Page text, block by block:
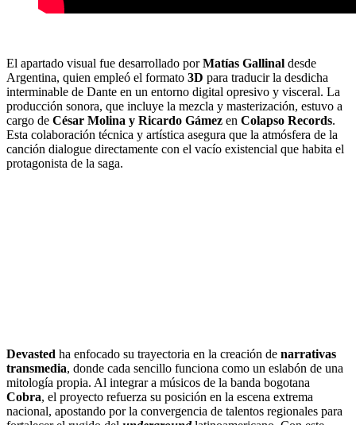
El apartado visual fue desarrollado porMatías Gallinal desde
Argentina, quien empleó el formato 3D para traducir la desdicha
interminable de Dante en un entorno digital opresivo y visceral. La
producción sonora, que incluye la mezcla y masterización, estuvo a
cargo de César Molina y Ricardo Gámez en Colapso Records.
Esta colaboración técnica y artística asegura que la atmósfera de la
canción dialogue directamente con el vacío existencial que habita el
protagonista de la saga.
Devasted ha enfocado su trayectoria en la creación de narrativas
transmedia, donde cada sencillo funciona como un eslabón de una
mitología propia. Al integrar a músicos de la banda bogotana
Cobra, el proyecto refuerza su posición en la escena extrema
nacional, apostando por la convergencia de talentos regionales para